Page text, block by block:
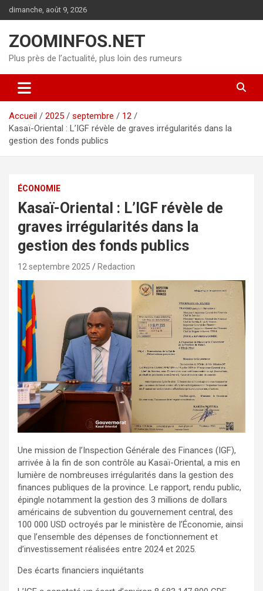
Aller
au
dimanche, août 9, 2026
ZOOMINFOS.NET
Plus près de l’actualité, plus loin des rumeurs
Accueil 2025 septembre
12
Kasaï-Oriental : L’IGF révèle de graves irrégularités dans la
gestion des fonds publics
ÉCONOMIE
Kasaï-Oriental : L’IGF révèle de
graves irrégularités dans la
gestion des fonds publics
12 septembre 2025 Redaction
Une mission de l’Inspection Générale des Finances (IGF),
arrivée à la fin de son contrôle au Kasaï-Oriental, a mis en
lumière de nombreuses irrégularités dans la gestion des
finances publiques de la province. Le rapport, rendu public,
épingle notamment la gestion des 3 millions de dollars
américains de subvention du gouvernement central, des
100 000 USD octroyés par le ministère de l’Économie, ainsi
que l’ensemble des dépenses de fonctionnement et
d’investissement réalisées entre 2024 et 2025.
Des écarts financiers inquiétants